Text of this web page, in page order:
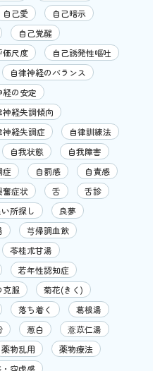
自己愛
自己暗示
自己覚醒
価尺度
自己誘発性嘔吐
自律神経のバランス
経の安定
神経失調傾向
神経失調症
自律訓練法
自我状態
自我障害
症 自罰感
自責感
奮症状 舌
舌診
い所探し
良夢
芎帰調血飲
苓桂朮甘湯
若年性認知症
克服
菊花(きく)
落ち着く
葛根湯
葱白
薏苡仁湯
薬物乱用
薬物療法
空虚感